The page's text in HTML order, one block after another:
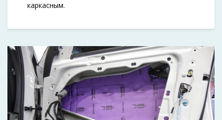
каркасным.